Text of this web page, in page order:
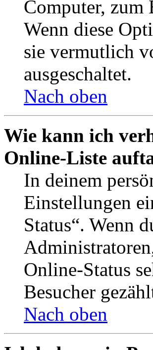
Computer, zum
Wenn diese
sie vermutlich
ausgeschaltet.
Nach oben
Wie kann ich
Online-Liste
In deinem
Einstellungen
Status“. Wenn
Online-Status
Besucher
Nach oben